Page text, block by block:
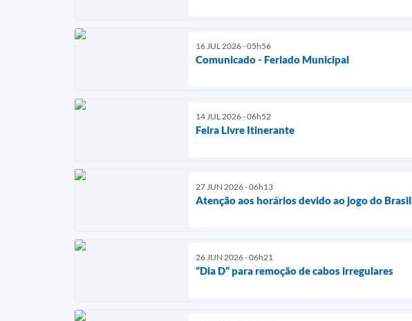
16 JUL 2026 - 05h56
Comunicado - Feriado Municipal
14 JUL 2026 - 06h52
Feira Livre Itinerante
27 JUN 2026 - 06h13
Atenção aos horários devido ao jogo do Brasil
26 JUN 2026 - 06h21
“Dia D” para remoção de cabos irregulares